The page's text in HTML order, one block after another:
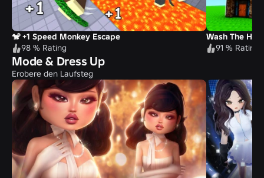
🐒 +1 Speed Monkey Escape
98 % Rating
Wash The
91 % Rating
Mode & Dress Up
Erobere den Laufsteg